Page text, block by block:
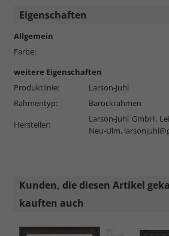
Eigenschaften
Allgemein
Farbe:
weitere Eigenschaften
Produktlinie:
Larson-Juhl
Rahmentyp:
Barockrahmen
Hersteller:
Larson-Juhl GmbH,
Neu-Ulm,
Kunden, die diesen Artikel
kauften auch